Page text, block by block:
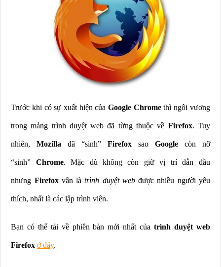
Trước khi có sự xuất hiện củaGoogle Chromethì ngôi vương
trong mảng trình duyệt web đã từng thuộc về Firefox. Tuy
nhiên,Mozilla đã “sinh”Firefox sao Googlecòn nỡ
“sinh” Chrome. Mặc dù không còn giữ vị trí dẫn đầu
nhưng Firefoxvẫn làtrình duyệt webđược nhiều người yêu
thích, nhất là các lập trình viên.
Bạn có thể tải về phiên bản mới nhất của trình duyệt web
Firefox ở đây.